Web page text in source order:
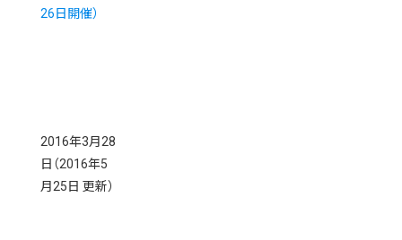
26日開催）
2016年3月28
日 （2016年5
月25日 更新）